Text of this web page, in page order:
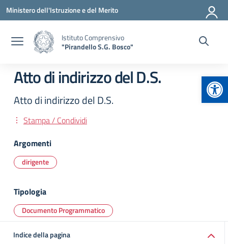
Vai ai contenuti
Vai al menu di navigazione
Vai al footer
Ministero dell'Istruzione e del Merito
Istituto Comprensivo
"Pirandello S.G. Bosco"
Atto di indirizzo del D.S.
Atto di indirizzo del D.S.
Stampa / Condividi
Argomenti
dirigente
Tipologia
Documento Programmatico
Indice della pagina